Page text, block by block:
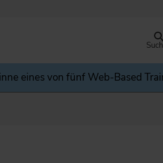
eines von fünf Web-Based